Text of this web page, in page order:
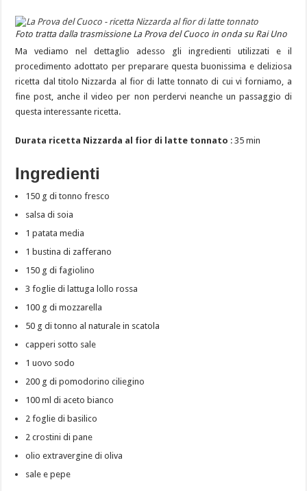
Foto tratta dalla trasmissione La Prova del Cuoco in onda su Rai Uno
Ma vediamo nel dettaglio adesso gli ingredienti utilizzati e il
procedimento adottato per preparare questa buonissima e deliziosa
ricetta dal titolo Nizzarda al fior di latte tonnato di cui vi forniamo, a
fine post, anche il video per non perdervi neanche un passaggio di
questa interessante ricetta.
Durata ricetta Nizzarda al fior di latte tonnato : 35 min
Ingredienti
150 g di tonno fresco
salsa di soia
1 patata media
1 bustina di zafferano
150 g di fagiolino
3 foglie di lattuga lollo rossa
100 g di mozzarella
50 g di tonno al naturale in scatola
capperi sotto sale
1 uovo sodo
200 g di pomodorino ciliegino
100 ml di aceto bianco
2 foglie di basilico
2 crostini di pane
olio extravergine di oliva
sale e pepe